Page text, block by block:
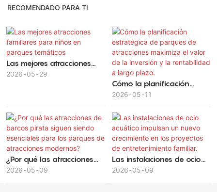
RECOMENDADO PARA TI
Las mejores atracciones
familiares para niños en
2026 05 29
Cómo la planificación
estratégica de parques de
valor de la inversión y la
rentabilidad a largo plazo.
2026 05 11
¿Por qué las atracciones
de barcos pirata siguen
2026 05 09
Las instalaciones de ocio
acuático impulsan un
2026 05 09